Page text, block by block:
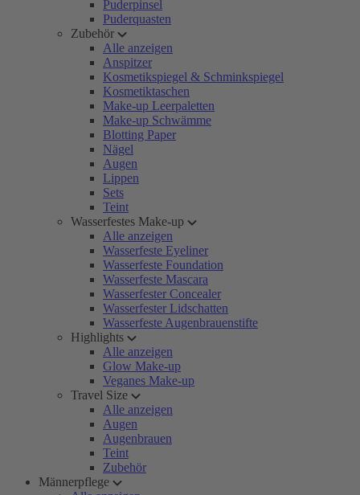
Puderpinsel
Puderquasten
Zubehör
Alle anzeigen
Anspitzer
Kosmetikspiegel & Schminkspiegel
Kosmetiktaschen
Make-up Leerpaletten
Make-up Schwämme
Blotting Paper
Nägel
Augen
Lippen
Sets
Teint
Wasserfestes Make-up
Alle anzeigen
Wasserfeste Eyeliner
Wasserfeste Foundation
Wasserfeste Mascara
Wasserfester Concealer
Wasserfester Lidschatten
Wasserfeste Augenbrauenstifte
Highlights
Alle anzeigen
Glow Make-up
Veganes Make-up
Travel Size
Alle anzeigen
Augen
Augenbrauen
Teint
Zubehör
Männerpflege